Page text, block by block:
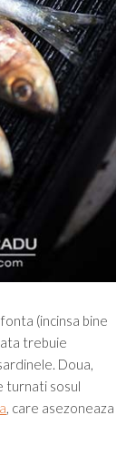
(incinsa bine
trebuie
Doua,
turnati sosul
, care asezoneaza